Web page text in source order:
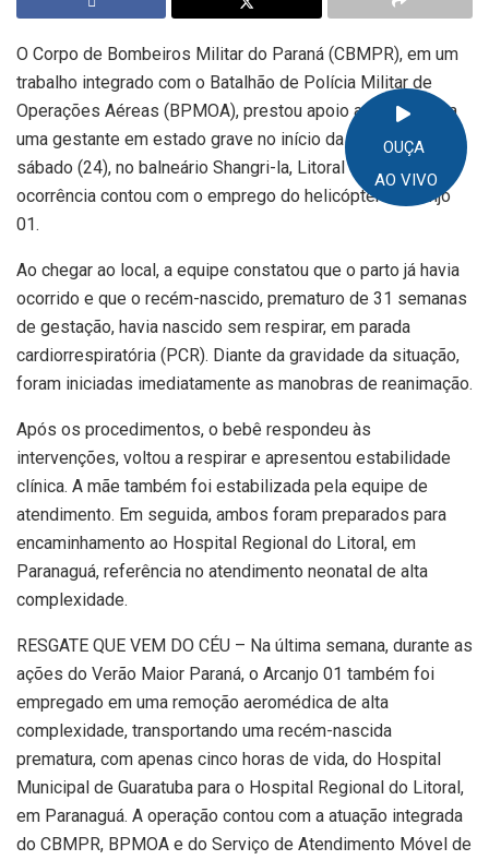
OUÇA
AO VIVO
O Corpo de Bombeiros Militar do Paraná (CBMPR), em um
trabalho integrado com o Batalhão de Polícia Militar de
Operações Aéreas (BPMOA), prestou apoio aeromédico a
uma gestante em estado grave no início da tarde deste
sábado (24), no balneário Shangri-la, Litoral do Paraná. A
ocorrência contou com o emprego do helicóptero Arcanjo
01.
Ao chegar ao local, a equipe constatou que o parto já havia
ocorrido e que o recém-nascido, prematuro de 31 semanas
de gestação, havia nascido sem respirar, em parada
cardiorrespiratória (PCR). Diante da gravidade da situação,
foram iniciadas imediatamente as manobras de reanimação.
Após os procedimentos, o bebê respondeu às
intervenções, voltou a respirar e apresentou estabilidade
clínica. A mãe também foi estabilizada pela equipe de
atendimento. Em seguida, ambos foram preparados para
encaminhamento ao Hospital Regional do Litoral, em
Paranaguá, referência no atendimento neonatal de alta
complexidade.
RESGATE QUE VEM DO CÉU – Na última semana, durante as
ações do Verão Maior Paraná, o Arcanjo 01 também foi
empregado em uma remoção aeromédica de alta
complexidade, transportando uma recém-nascida
prematura, com apenas cinco horas de vida, do Hospital
Municipal de Guaratuba para o Hospital Regional do Litoral,
em Paranaguá. A operação contou com a atuação integrada
do CBMPR, BPMOA e do Serviço de Atendimento Móvel de